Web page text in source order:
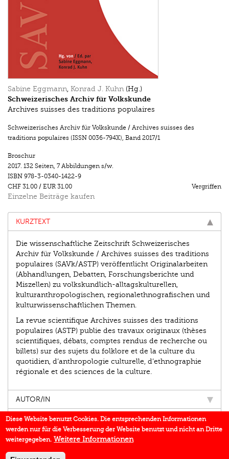
Sabine Eggmann Konrad J. Kuhn (Hg.)
Schweizerisches Archiv für Volkskunde
Archives suisses des traditions populaires
Schweizerisches Archiv für Volkskunde / Archives suisses des
traditions populaires (ISSN 0036-794X), Band 2017/1
Broschur
2017. 132 Seiten, 7 Abbildungen s/w.
ISBN 978-3-0340-1422-9
CHF 31.00 / EUR 31.00 Vergriffen
Einzelne Beiträge kaufen
KURZTEXT
Die wissenschaftliche Zeitschrift Schweizerisches
Archiv für Volkskunde / Archives suisses des traditions
populaires (SAVk/ASTP) veröffentlicht Originalarbeiten
(Abhandlungen, Debatten, Forschungsberichte und
Miszellen) zu volkskundlich-alltagskulturellen,
kulturanthropologischen, regionalethnografischen und
kulturwissenschaftlichen Themen.
La revue scientifique Archives suisses des traditions
populaires (ASTP) publie des travaux originaux (thèses
scientifiques, débats, comptes rendus de recherche ou
billets) sur des sujets du folklore et de la culture du
quotidien, d’anthropologie culturelle, d’ethnographie
régionale et des sciences de la culture.
AUTOR/IN
EINBLICK
BUCHREIHE
DOWNLOADS
Diese Website benutzt Cookies. Die entsprechenden Informationen
werden nur für die Verbesserung der Website benutzt und nicht an Dritte
weitergegeben. Weitere Informationen